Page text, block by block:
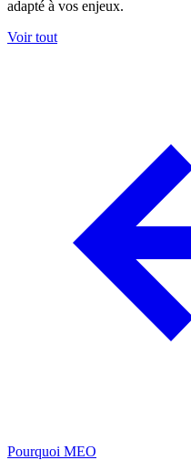
adapté à vos enjeux.
Voir tout
Pourquoi MEO